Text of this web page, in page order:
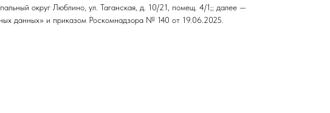
округ Люблино, ул. Таганская, д. 10/21, помещ. 4/1;; далее —
данных» и приказом Роскомнадзора № 140 от 19.06.2025.